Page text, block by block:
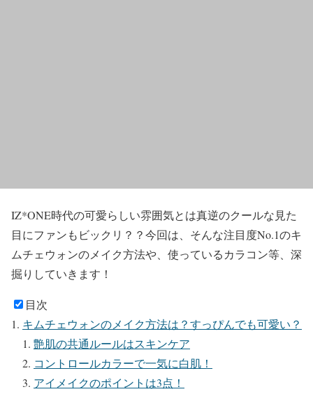
IZ*ONE時代の可愛らしい雰囲気とは真逆のクールな見た
目にファンもビックリ？？今回は、そんな注目度No.1のキ
ムチェウォンのメイク方法や、 使っているカラコン等、深
掘りしていきます！
目次
キムチェウォンのメイク方法は？すっぴんでも可愛い？
艶肌の共通ルールはスキンケア
コントロールカラーで一気に白肌！
アイメイクのポイントは3点！